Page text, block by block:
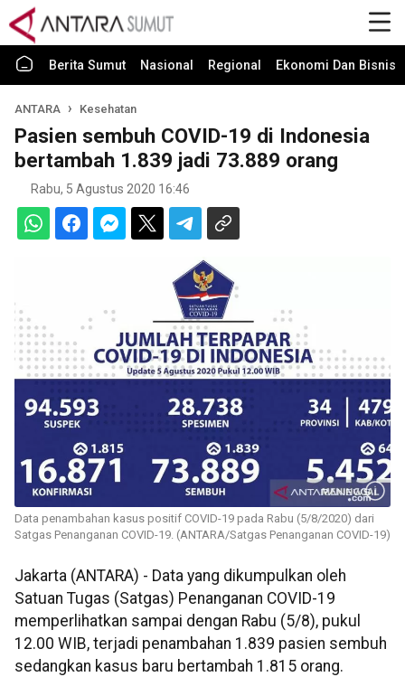
Berita Sumut Nasional Regional Ekonomi Dan Bisnis
ANTARA Kesehatan
Pasien sembuh COVID-19 di Indonesia
bertambah 1.839 jadi 73.889 orang
Rabu, 5 Agustus 2020 16:46
Data penambahan kasus positif COVID-19 pada Rabu (5/8/2020) dari
Satgas Penanganan COVID-19. (ANTARA/Satgas Penanganan COVID-19)
Jakarta (ANTARA) - Data yang dikumpulkan oleh
Satuan Tugas (Satgas) Penanganan COVID-19
memperlihatkan sampai dengan Rabu (5/8), pukul
12.00 WIB, terjadi penambahan 1.839 pasien sembuh
sedangkan kasus baru bertambah 1.815 orang.